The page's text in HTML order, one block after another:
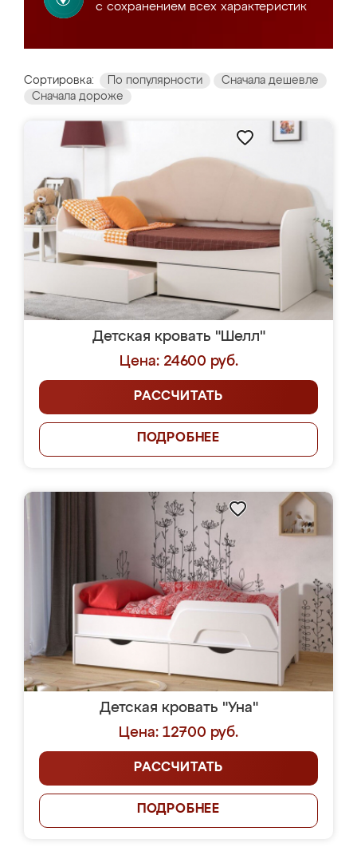
с сохранением всех характеристик
Сортировка: По популярности
Сначала дешевле
Сначала дороже
Детская кровать "Шелл"
Цена: 24600 руб.
РАССЧИТАТЬ
ПОДРОБНЕЕ
Детская кровать "Уна"
Цена: 12700 руб.
РАССЧИТАТЬ
ПОДРОБНЕЕ